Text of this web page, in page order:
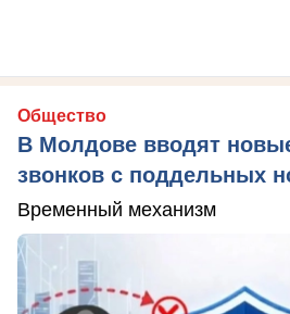
Общество
В Молдове вводят
звонков с поддельных
Временный механизм